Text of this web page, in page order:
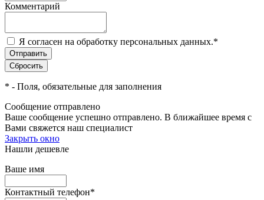
Комментарий
Я согласен на обработку персональных данных.*
* - Поля, обязательные для заполнения
Сообщение отправлено
Ваше сообщение успешно отправлено. В ближайшее время с
Вами свяжется наш специалист
Закрыть окно
Нашли дешевле
Ваше имя
Контактный телефон*